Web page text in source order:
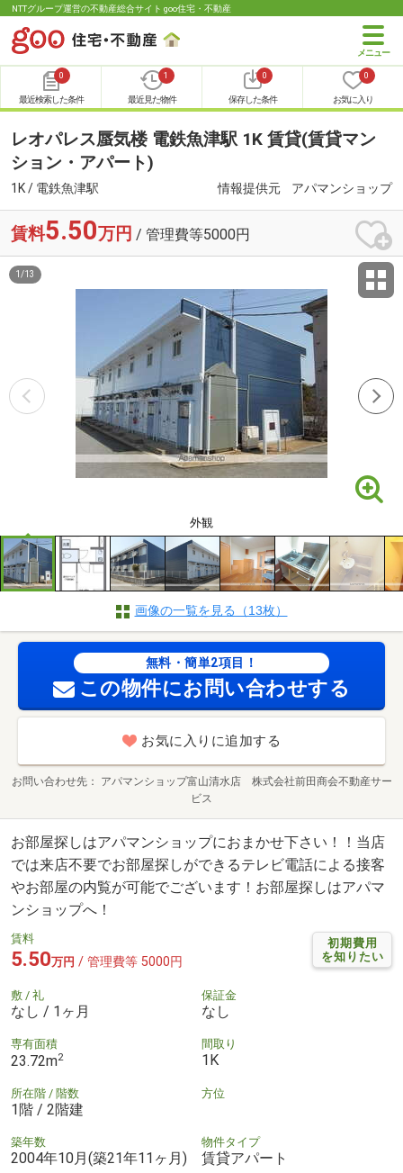
NTTグループ運営の不動産総合サイト goo住宅・不動産
0
最近検索した条件
1
最近見た物件
0
保存した条件
0
お気に入り
レオパレス蜃気楼 電鉄魚津駅 1K 賃貸(賃貸マン
ション・アパート)
1K / 電鉄魚津駅 情報提供元 アパマンショップ
賃料5.50万円 / 管理費等5000円
外観
1 /13
画像の一覧を見る（13枚）
無料・簡単2項目！
この物件にお問い合わせする
お気に入りに追加する
お問い合わせ先
アパマンショップ富山清水店 株式会社前田商会不動産サー
ビス
お部屋探しはアパマンショップにおまかせ下さい！！当店
では来店不要でお部屋探しができるテレビ電話による接客
やお部屋の内覧が可能でございます！お部屋探しはアパマ
ンショップへ！
初期費用
を知りたい
賃料
5.50万円 / 管理費等 5000円
敷 / 礼
なし / 1ヶ月
保証金
なし
専有面積
23.72m2
間取り
1K
所在階 / 階数
1階 / 2階建
方位
築年数
2004年10月(築21年11ヶ月)
物件タイプ
賃貸アパート